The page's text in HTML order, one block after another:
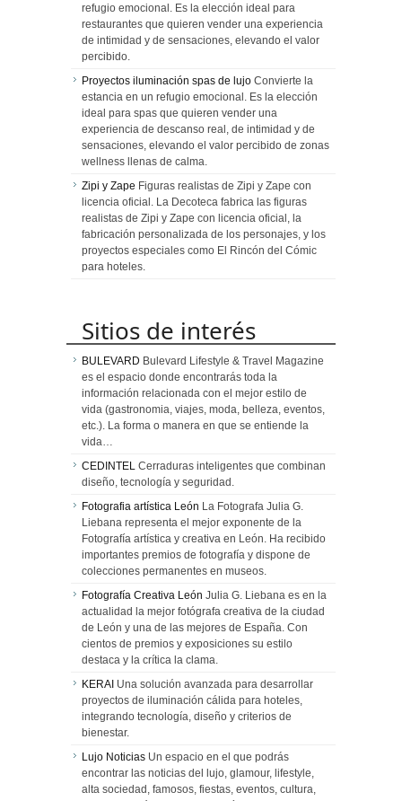
refugio emocional. Es la elección ideal para
restaurantes que quieren vender una experiencia
de intimidad y de sensaciones, elevando el valor
percibido.
Proyectos iluminación spas de lujo Convierte la
estancia en un refugio emocional. Es la elección
ideal para spas que quieren vender una
experiencia de descanso real, de intimidad y de
sensaciones, elevando el valor percibido de zonas
wellness llenas de calma.
Zipi y Zape Figuras realistas de Zipi y Zape con
licencia oficial. La Decoteca fabrica las figuras
realistas de Zipi y Zape con licencia oficial, la
fabricación personalizada de los personajes, y los
proyectos especiales como El Rincón del Cómic
para hoteles.
Sitios de interés
BULEVARD Bulevard Lifestyle & Travel Magazine
es el espacio donde encontrarás toda la
información relacionada con el mejor estilo de
vida (gastronomia, viajes, moda, belleza, eventos,
etc.). La forma o manera en que se entiende la
vida…
CEDINTEL Cerraduras inteligentes que combinan
diseño, tecnología y seguridad.
Fotografia artística León La Fotografa Julia G.
Liebana representa el mejor exponente de la
Fotografía artística y creativa en León. Ha recibido
importantes premios de fotografía y dispone de
colecciones permanentes en museos.
Fotografía Creativa León Julia G. Liebana es en la
actualidad la mejor fotógrafa creativa de la ciudad
de León y una de las mejores de España. Con
cientos de premios y exposiciones su estilo
destaca y la crítica la clama.
KERAI Una solución avanzada para desarrollar
proyectos de iluminación cálida para hoteles,
integrando tecnología, diseño y criterios de
bienestar.
Lujo Noticias Un espacio en el que podrás
encontrar las noticias del lujo, glamour, lifestyle,
alta sociedad, famosos, fiestas, eventos, cultura,